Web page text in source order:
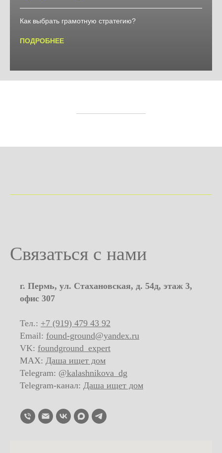
Как выбрать грамотную стратегию?
ПОДРОБНЕЕ
Связаться с нами
г. Пермь, ул. Стахановская, д. 54д, этаж 3,
офис 307
Тел.: +7 (919) 479 43 92
Email: found-ground@yandex.ru
VK: foundground_expert
MAX: Даша ищет дом
Telegram: @kalashnikova_dg
Telegram-канал: Даша ищет дом